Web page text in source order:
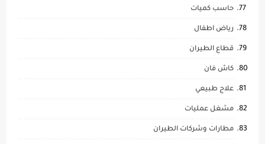
حاسب كميات
رياض اطفال
قطاع الطيران
كاش فان
علاج طبيعي
مشغل عمليات
مطارات وشركات الطيران